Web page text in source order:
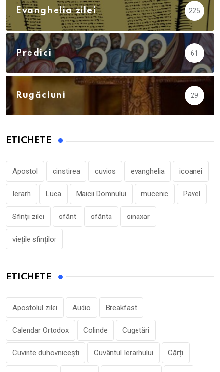
Evanghelia zilei 225
Predici 61
Rugăciuni 29
ETICHETE
Apostol cinstirea cuvios evanghelia icoanei
Ierarh Luca Maicii Domnului mucenic Pavel
Sfinții zilei sfânt sfânta sinaxar
viețile sfinților
ETICHETE
Apostolul zilei Audio Breakfast
Calendar Ortodox Colinde Cugetări
Cuvinte duhovnicești Cuvântul Ierarhului Cărți